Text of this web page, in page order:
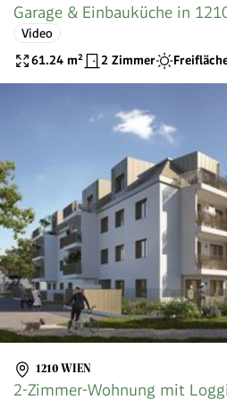
Garage & Einbauküche in
mieten!
Video
61.24 m² 2 Zimmer
1210 WIEN
2-Zimmer-Wohnung mit